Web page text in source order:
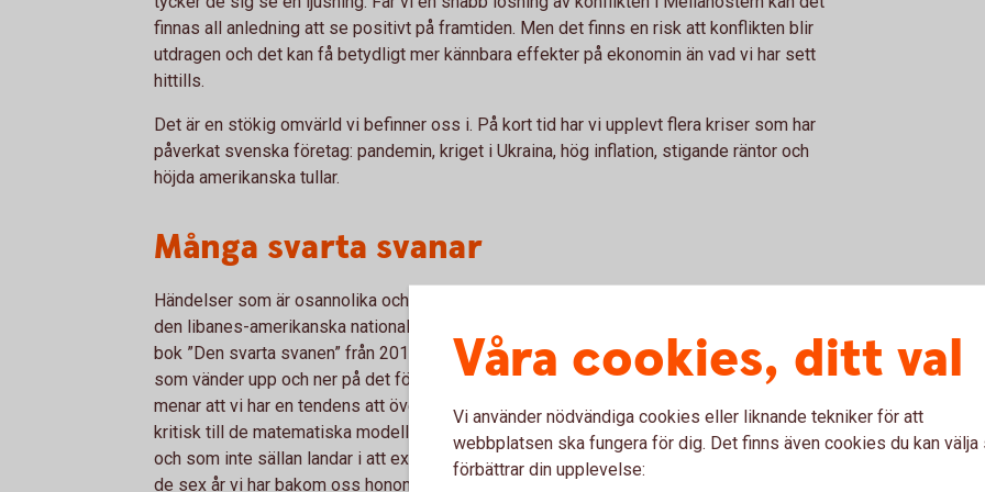
finnas all anledning att se positivt på framtiden. Men det finns en risk att konflikten blir
utdragen och det kan få betydligt mer kännbara effekter på ekonomin än vad vi har sett
hittills.
Det är en stökig omvärld vi befinner oss i. På kort tid har vi upplevt flera kriser som har
påverkat svenska företag: pandemin, kriget i Ukraina, hög inflation, stigande räntor och
höjda amerikanska tullar.
Många svarta svanar
Händelser som är osannolika och svåra att förutse har fått epitetet ”svarta svanar” av
den libanes-amerikanska nationalekonomen och författaren Nassim Nicholas Taleb. I sin
bok ”Den svarta svanen” från 2011 utvecklar han sina teorier om oförutsägbara fenomen
som vänder upp och ner på det förväntade och får förödande konsekvenser. Författaren
menar att vi har en tendens att överskatta vår förmåga att förutse framtiden. Han är
kritisk till de matematiska modeller som ofta används för att prognostisera utvecklingen
och som inte sällan landar i att extrema händelser är mycket sällsynta. Och kanske ger
de sex år vi har bakom oss honom rätt. En olycka verkar sällan komma ensam.
Våra cookies, ditt val
Vi använder nödvändiga cookies eller liknande tekniker för att
webbplatsen ska fungera för dig. Det finns även cookies du kan välja
förbättrar din upplevelse: